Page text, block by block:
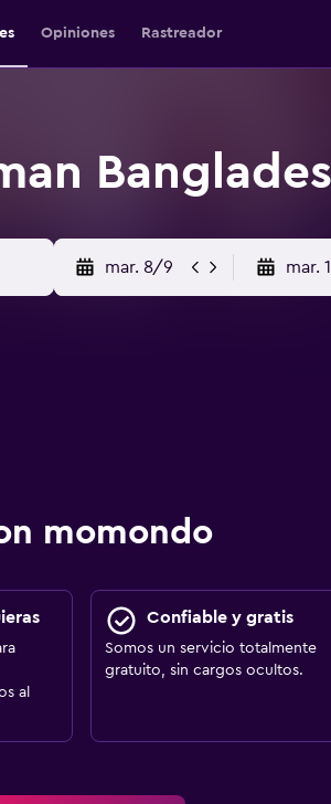
Opiniones Rastreador
mar. 8/9 mar.
momondo
al
Confiable y gratis
Somos un servicio totalmente
gratuito, sin cargos ocultos.